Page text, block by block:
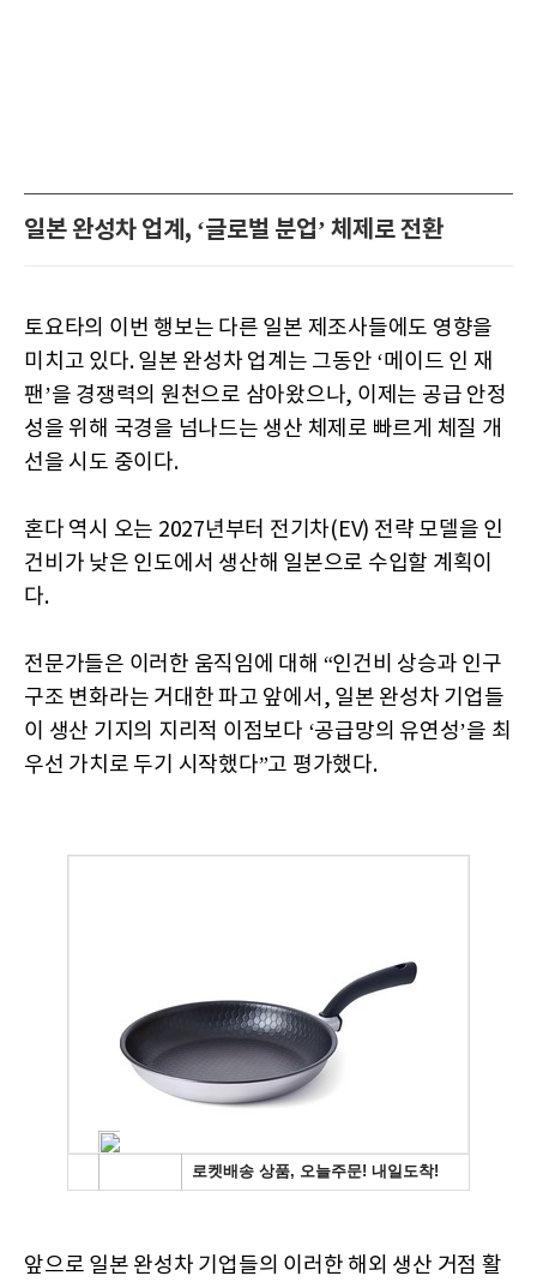
일본 완성차 업계, ‘글로벌 분업’ 체제로 전환
토요타의 이번 행보는 다른 일본 제조사들에도 영향을
미치고 있다. 일본 완성차 업계는 그동안 ‘메이드 인 재
팬’을 경쟁력의 원천으로 삼아왔으나, 이제는 공급 안정
성을 위해 국경을 넘나드는 생산 체제로 빠르게 체질 개
선을 시도 중이다.
혼다 역시 오는 2027년부터 전기차(EV) 전략 모델을 인
건비가 낮은 인도에서 생산해 일본으로 수입할 계획이
다.
전문가들은 이러한 움직임에 대해 “인건비 상승과 인구
구조 변화라는 거대한 파고 앞에서, 일본 완성차 기업들
이 생산 기지의 지리적 이점보다 ‘공급망의 유연성’을 최
우선 가치로 두기 시작했다”고 평가했다.
앞으로 일본 완성차 기업들의 이러한 해외 생산 거점 활